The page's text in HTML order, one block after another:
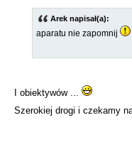
Arek napisał(a):
aparatu nie zapomnij
I obiektywów ...
Szerokiej drogi i czekamy